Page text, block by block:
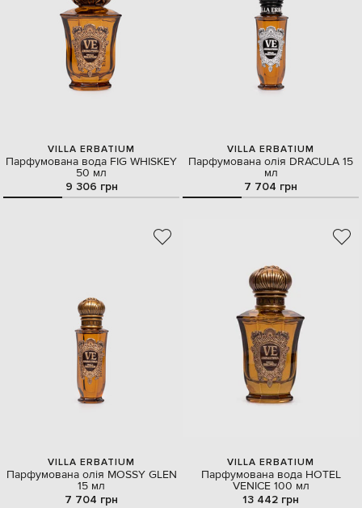
VILLA ERBATIUM
Парфумована вода FIG WHISKEY
50 мл
9 306 грн
VILLA ERBATIUM
Парфумована олія DRACULA 15
мл
7 704 грн
VILLA ERBATIUM
Парфумована олія MOSSY GLEN
15 мл
7 704 грн
VILLA ERBATIUM
Парфумована вода HOTEL
VENICE 100 мл
13 442 грн